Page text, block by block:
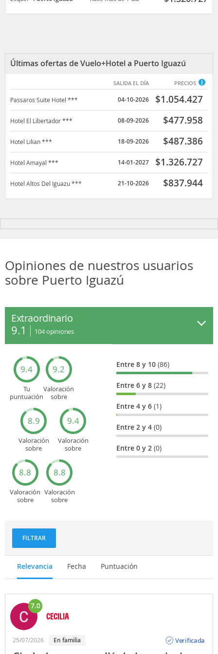
aborigen guaraní Mbororé
, donde podrás adquirir
objectos de artesanía.
Últimas ofertas de Vuelo+Hotel a Puerto Iguazú
SALIDA EL DÍA PRECIOS
Passaros Suite Hotel *** 04-10-2026 $1.054.427
Hotel El Libertador *** 08-09-2026 $477.958
Hotel Lilian *** 18-09-2026 $487.386
Hotel Amayal *** 14-01-2027 $1.326.727
Hotel Altos Del Iguazu *** 21-10-2026 $837.944
Opiniones de nuestros usuarios
sobre Puerto Iguazú
Extraordinario
9.1 104opiniones
9.4
Tu
puntuación
9.2
Valoración
sobre
8.9
Valoración
sobre
9.4
Valoración
sobre
turísticos
8.8
Valoración
sobre
8.8
Valoración
sobre
Entre 8 y 10(86)
Entre 6 y 8(22)
Entre 4 y 6(1)
Entre 2 y 4(0)
Entre 0 y 2(0)
FILTRAR
Relevancia Fecha Puntuación
7.0
CECILIA
25/07/2026 En familia
Verificada